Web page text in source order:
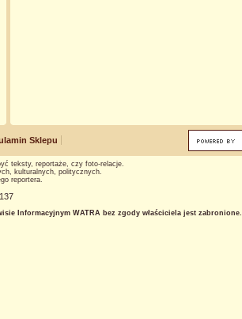
Sklepu
teksty, reportaże, czy foto-relacje.
kulturalnych, politycznych.
reportera.
Informacyjnym WATRA bez zgody właściciela jest zabronione.